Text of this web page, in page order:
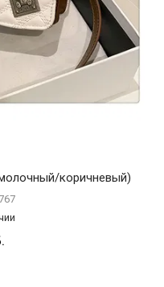
коричневый)